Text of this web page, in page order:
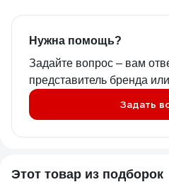
Нужна помощь?
Задайте вопрос – вам
представитель бренда
Задать
Этот товар из подборок